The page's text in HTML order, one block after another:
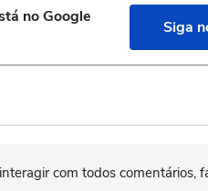
no Google
Siga
com todos comentários,